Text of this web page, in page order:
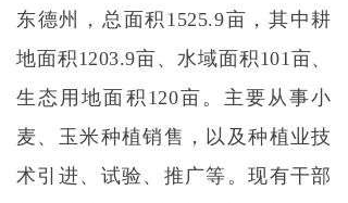
东德州，总面积1525.9亩，其中耕
地面积1203.9亩、水域面积101亩、
生态用地面积120亩。主要从事小
麦、玉米种植销售，以及种植业技
术引进、试验、推广等。现有干部